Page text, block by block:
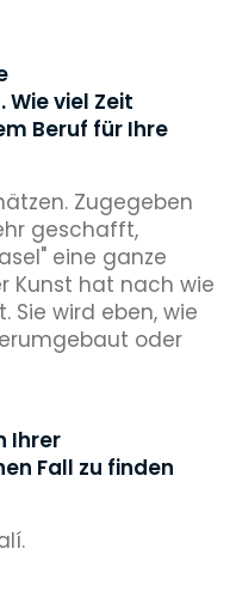
viel Zeit
Beruf für Ihre
Zugegeben
geschafft,
eine ganze
Kunst hat nach wie
Sie wird eben, wie
oder
Ihrer
Fall zu finden